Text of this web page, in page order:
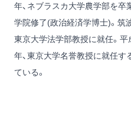
年、ネブラスカ大学農学部を卒
学院修了(政治経済学博士)。筑
東京大学法学部教授に就任。
年、東京大学名誉教授に就任す
ている。